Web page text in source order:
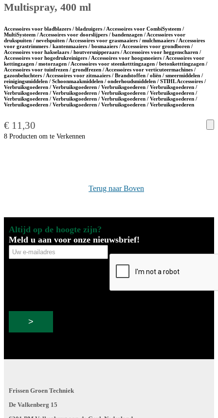
Multispray, 400 ml
Accessoires voor bladblazers / bladzuigers / Accessoires voor CombiSysteem /
MultiSysteem / Accessoires voor doorslijpers / bandenzagen / Accessoires voor
drukspuiten / nevelspuiten / Accessoires voor grasmaaiers / mulchmaaiers / Accessoires
voor grastrimmers / kantenmaaiers / bosmaaiers / Accessoires voor grondboren /
Accessoires voor hakselaars / houtversnipperaars / Accessoires voor heggenscharen /
Accessoires voor hogedrukreinigers / Accessoires voor hoogsnoeiers / Accessoires voor
kettingzagen / motorzagen / Accessoires voor steenketttingzagen / betonketttingzagen /
Accessoires voor tuinfrezen / grondfrezen / Accessoires voor verticuteermachines /
gazonbeluchters / Accessoires voor zitmaaiers / Brandstoffen / oliën / smeermiddelen /
reinigingsmiddelen / Schoonmaakmiddelen / onderhoudsmiddelen / STIHL Accessoires /
Verbruiksgoederen / Verbruiksgoederen / Verbruiksgoederen / Verbruiksgoederen /
Verbruiksgoederen / Verbruiksgoederen / Verbruiksgoederen / Verbruiksgoederen /
Verbruiksgoederen / Verbruiksgoederen / Verbruiksgoederen / Verbruiksgoederen /
Verbruiksgoederen / Verbruiksgoederen / Verbruiksgoederen / Verbruiksgoederen
€ 11,30
8 Producten om te Verkennen
Terug naar Boven
Altijd op de hoogte zijn?
Meld u aan voor onze nieuwsbrief!
Uw
e-
Frissen Groen Techniek
De Valkenberg 15